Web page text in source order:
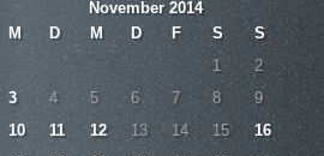
November 2014
M
D M D F S S
1
2
3
4 5 6 7 8
9
10
11 12 13 14 15
16